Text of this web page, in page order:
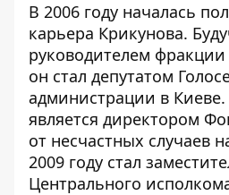
В 2006 году началась
карьера Крикунова.
руководителем
он стал депутатом
администрации в Киеве.
является директором
от несчастных случаев
2009 году стал
Центрального